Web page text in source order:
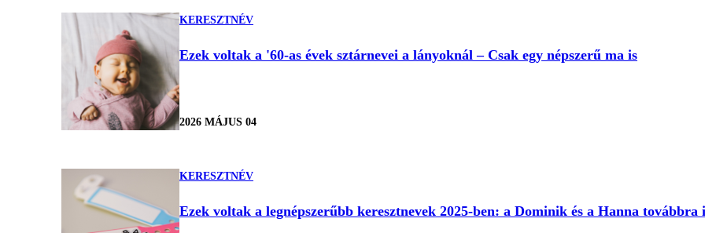
KERESZTNÉV
Ezek voltak a '60-as évek sztárnevei a lányoknál – Csak egy népszerű ma is
2026 MÁJUS 04
KERESZTNÉV
Ezek voltak a legnépszerűbb keresztnevek 2025-ben: a Dominik és a Hanna továbbra